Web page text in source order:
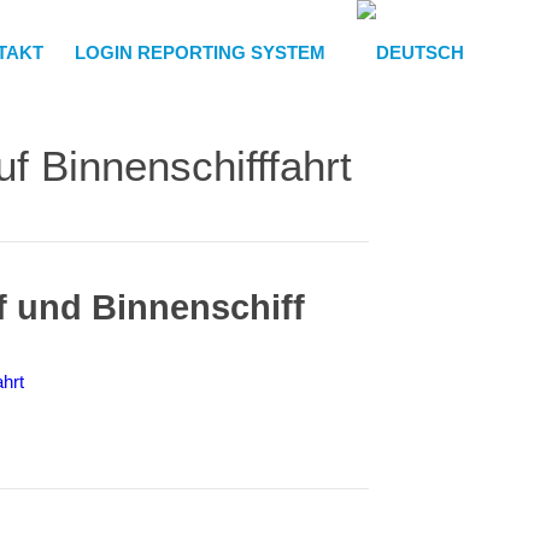
LOGIN REPORTING SYSTEM
Binnenschifffahrt
und Binnenschiff